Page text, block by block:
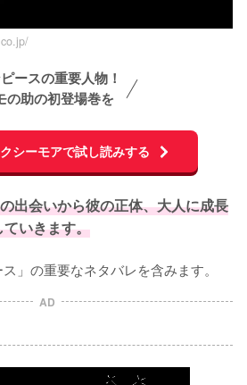
ースの重要人物！
の助の初登場巻を
シーモアで試し読みする
出会いから彼の正体、大人に成長
いきます。
」の重要なネタバレを含みます。
AD